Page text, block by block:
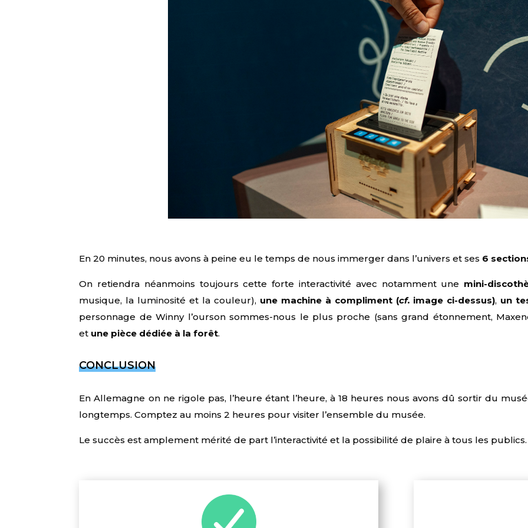
En 20 minutes, nous avons à peine eu le temps de nous immerger dans l’univers et ses 6
On retiendra néanmoins toujours cette forte interactivité avec notamment une mini-
musique, la luminosité et la couleur), une machine à compliment (cf. image ci-dessus), un
personnage de Winny l’ourson sommes-nous le plus proche (sans grand étonnement,
et une pièce dédiée à la forêt.
CONCLUSION
En Allemagne on ne rigole pas, l’heure étant l’heure, à 18 heures nous avons dû sortir du
longtemps. Comptez au moins 2 heures pour visiter l’ensemble du musée.
Le succès est amplement mérité de part l’interactivité et la possibilité de plaire à tous les publics.